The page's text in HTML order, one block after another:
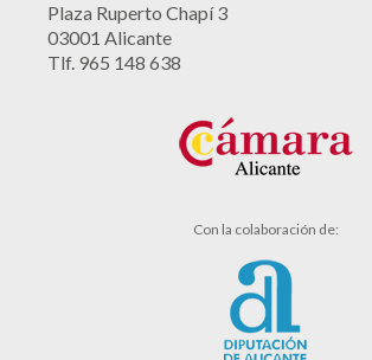
Plaza Ruperto Chapí 3
03001 Alicante
Tlf. 965 148 638
Con la colaboración de: